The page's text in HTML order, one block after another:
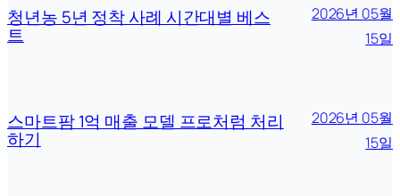
청년농 5년 정착 사례 시간대별 베스
트
2026년 05월
15일
스마트팜 1억 매출 모델 프로처럼 처리
하기
2026년 05월
15일